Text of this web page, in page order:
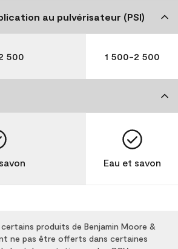
au pulvérisateur (PSI)
500 1 500-2 500
Eau et savon
produits de Benjamin Moore &
ne pas être offerts dans certaines